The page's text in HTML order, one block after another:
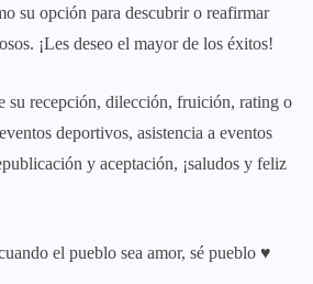
su opción para descubrir o reafirmar
¡Les deseo el mayor de los éxitos!
su recepción, dilección, fruición, rating o
deportivos, asistencia a eventos
y aceptación, ¡saludos y feliz
el pueblo sea amor, sé pueblo ♥